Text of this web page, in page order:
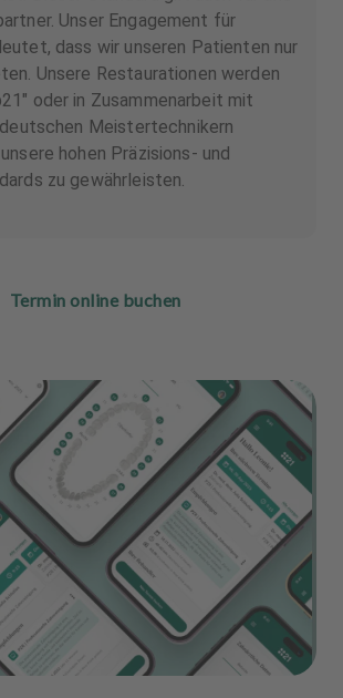
Unser Engagement für
dass wir unseren Patienten nur
Unsere Restaurationen werden
oder in Zusammenarbeit mit
Meistertechnikern
hohen Präzisions- und
zu gewährleisten.
Termin online buchen